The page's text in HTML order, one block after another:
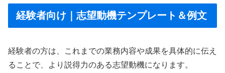
経験者向け｜志望動機テンプレート＆例文
経験者の方は、これまでの業務内容や成果を具体的に伝え
ることで、より説得力のある志望動機になります。